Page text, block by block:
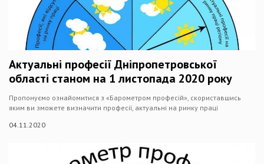
Актуальні професії Дніпропетровської
області станом на 1 листопада 2020 року
Пропонуємо ознайомитися з «Барометром професій», скориставшись
яким ви зможете визначити професії, актуальні на ринку праці
04.11.2020